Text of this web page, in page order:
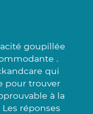
goupillée
.
qui
pour trouver
à la
réponses